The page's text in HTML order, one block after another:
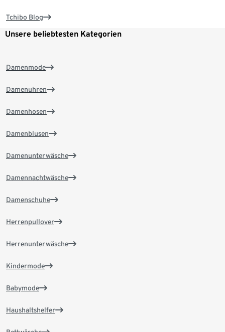
Tchibo Blog
Unsere beliebtesten Kategorien
Damenmode
Damenuhren
Damenhosen
Damenblusen
Damenunterwäsche
Damennachtwäsche
Damenschuhe
Herrenpullover
Herrenunterwäsche
Kindermode
Babymode
Haushaltshelfer